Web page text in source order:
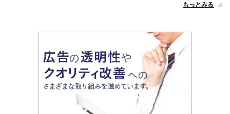
もっとみる